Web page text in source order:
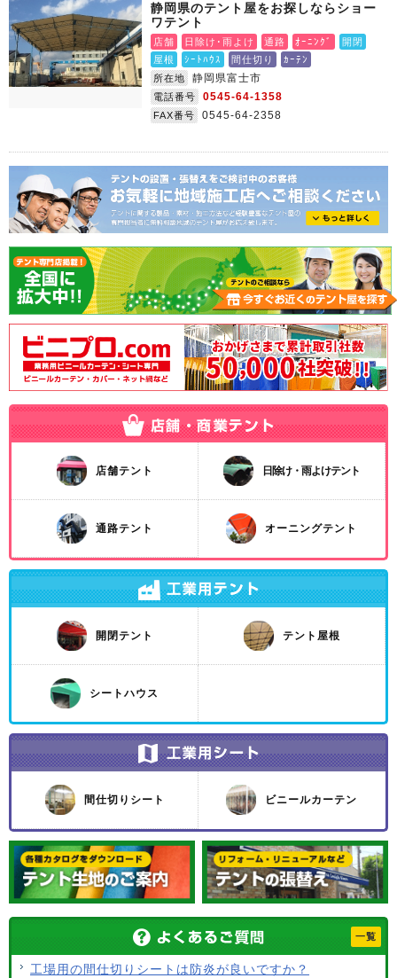
静岡県のテント屋をお探しならショー
ワテント
店舗 日除け･雨よけ 通路 ｵｰﾆﾝｸﾞ
開閉
屋根
ｼｰﾄﾊｳｽ 間仕切り
ｶｰﾃﾝ
所在地
静岡県富士市
電話番号 0545-64-1358
FAX番号 0545-64-2358
店舗テント 日除け・雨よけテント
通路テント オーニングテント
開閉テント テント屋根
シートハウス
間仕切りシート ビニールカーテン
一覧
工場用の間仕切りシートは防炎が良いですか？